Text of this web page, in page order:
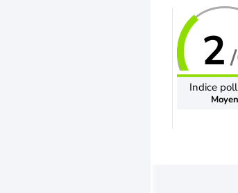
2
Indice
Moyen